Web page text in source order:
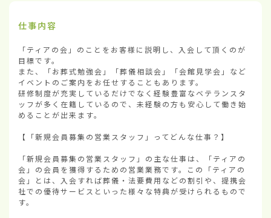
仕事内容
「ティアの会」のことをお客様に説明し、入会して頂くのが
目標です。
また、「お葬式勉強会」「葬儀相談会」「会館見学会」など
イベントのご案内をお任せすることもあります。
研修制度が充実しているだけでなく経験豊富なベテランスタ
ッフが多く在籍しているので、未経験の方も安心して働き始
めることが出来ます。
【「新規会員募集の営業スタッフ」ってどんな仕事？】
「新規会員募集の営業スタッフ」の主な仕事は、「ティアの
会」の会員を獲得するための営業業務です。この「ティアの
会」とは、入会すれば葬儀・法要費用などの割引や、提携会
社での優待サービスといった様々な特典が受けられるもので
す。